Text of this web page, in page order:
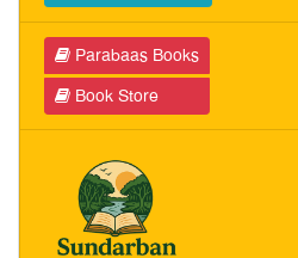
Parabaas Books
Book Store